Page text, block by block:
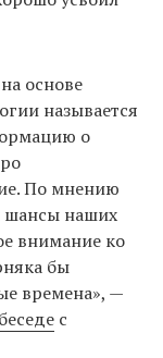
основе
называется
о
По мнению
шансы наших
внимание ко
бы
времена», —
беседе с